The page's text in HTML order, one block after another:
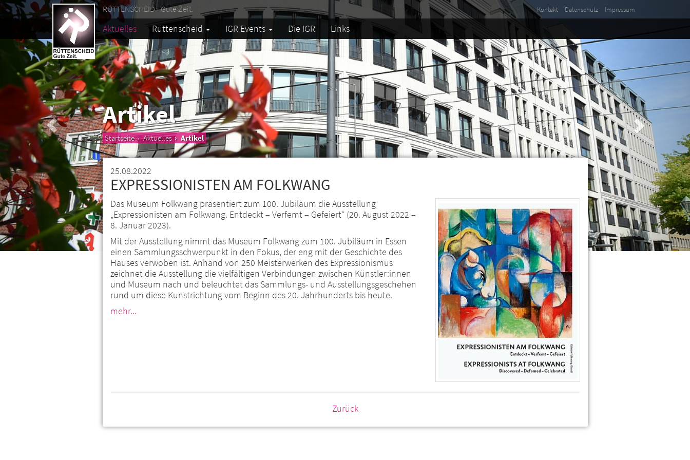
RÜTTENSCHEID - Gute Zeit. Kontakt Datenschutz Impressum
Aktuelles Rüttenscheid IGR Events Die IGR Links
Artikel
Startseite Aktuelles Artikel
25.08.2022
EXPRESSIONISTEN AM FOLKWANG
Das Museum Folkwang präsentiert zum 100. Jubiläum die Ausstellung
„Expressionisten am Folkwang. Entdeckt – Verfemt – Gefeiert“ (20. August 2022 –
8. Januar 2023).
Mit der Ausstellung nimmt das Museum Folkwang zum 100. Jubiläum in Essen
einen Sammlungsschwerpunkt in den Fokus, der eng mit der Geschichte des
Hauses verwoben ist. Anhand von 250 Meisterwerken des Expressionismus
zeichnet die Ausstellung die vielfältigen Verbindungen zwischen Künstler:innen
und Museum nach und beleuchtet das Sammlungs- und Ausstellungsgeschehen
rund um diese Kunstrichtung vom Beginn des 20. Jahrhunderts bis heute.
mehr...
Zurück